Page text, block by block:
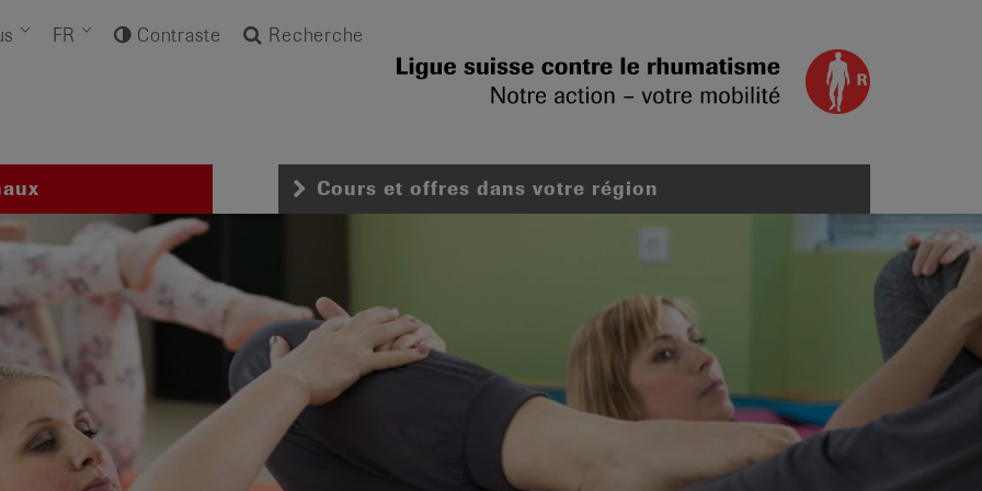
FR Contraste Recherche
Cours et offres dans votre région